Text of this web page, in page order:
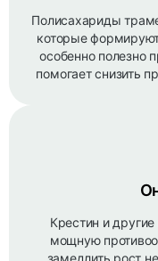
Полисахариды
которые
особенно полезно
помогает снизить
Крестин и
мощную
замедлить рост